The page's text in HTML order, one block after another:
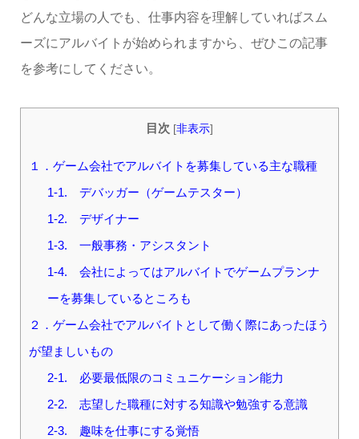
どんな立場の人でも、仕事内容を理解していればスム
ーズにアルバイトが始められますから、ぜひこの記事
を参考にしてください。
目次 [非表示]
１．ゲーム会社でアルバイトを募集している主な職種
1-1. デバッガー（ゲームテスター）
1-2. デザイナー
1-3. 一般事務・アシスタント
1-4. 会社によってはアルバイトでゲームプランナ
ーを募集しているところも
２．ゲーム会社でアルバイトとして働く際にあったほう
が望ましいもの
2-1. 必要最低限のコミュニケーション能力
2-2. 志望した職種に対する知識や勉強する意識
2-3. 趣味を仕事にする覚悟